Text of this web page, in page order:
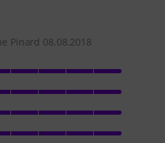
Pinard 08.08.2018